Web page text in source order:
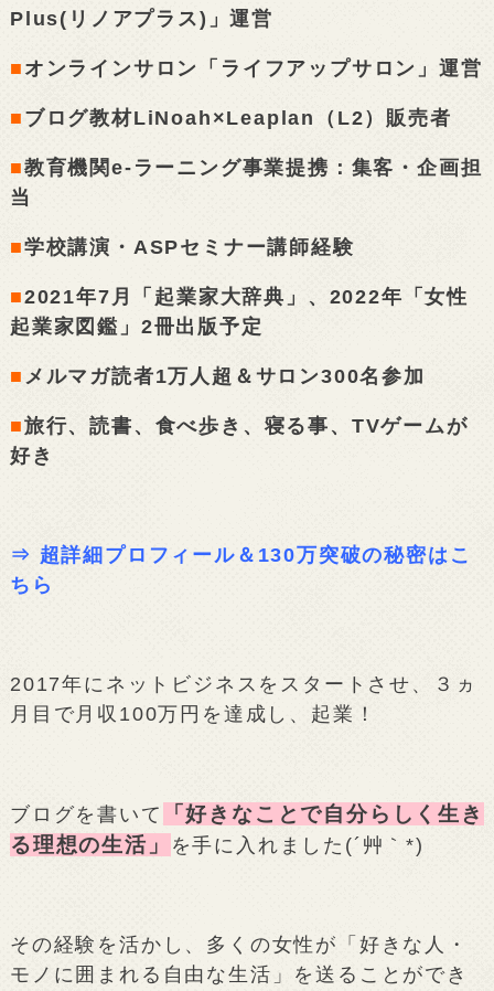
Plus(リノアプラス)」運営
■ オンラインサロン「ライフアップサロン」運営
■ ブログ教材LiNoah×Leaplan（L2）販売者
■教育機関e-ラーニング事業提携：集客・企画担
当
■学校講演・ASPセミナー講師経験
■2021年7月「起業家大辞典」、2022年「女性
起業家図鑑」2冊出版予定
■ メルマガ読者1万人超＆サロン300名参加
■旅行、読書、食べ歩き、寝る事、TVゲームが
好き
⇒ 超詳細プロフィール＆130万突破の秘密はこ
ちら
2017年にネットビジネスをスタートさせ、３ヵ
月目で月収100万円を達成し、起業！
ブログを書いて
「好きなことで自分らしく生き
る理想の生活」
を手に入れました(´艸｀*)
その経験を活かし、多くの女性が「好きな人・
モノに囲まれる自由な生活」を送ることができ